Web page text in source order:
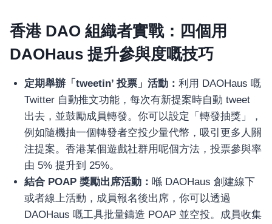
香港 DAO 組織者實戰：四個用
DAOHaus 提升參與度嘅技巧
定期舉辦「tweetin’ 投票」活動： 利用 DAOHaus 嘅
Twitter 自動推文功能，每次有新提案時自動 tweet
出去，並鼓勵成員轉發。你可以設定「轉發抽獎」，
例如隨機抽一個轉發者空投少量代幣，吸引更多人關
注提案。香港某個遊戲社群用呢個方法，投票參與率
由 5% 提升到 25%。
結合 POAP 獎勵出席活動： 喺 DAOHaus 創建線下
或者線上活動，成員報名後出席，你可以透過
DAOHaus 嘅工具批量鑄造 POAP 並空投。成員收集